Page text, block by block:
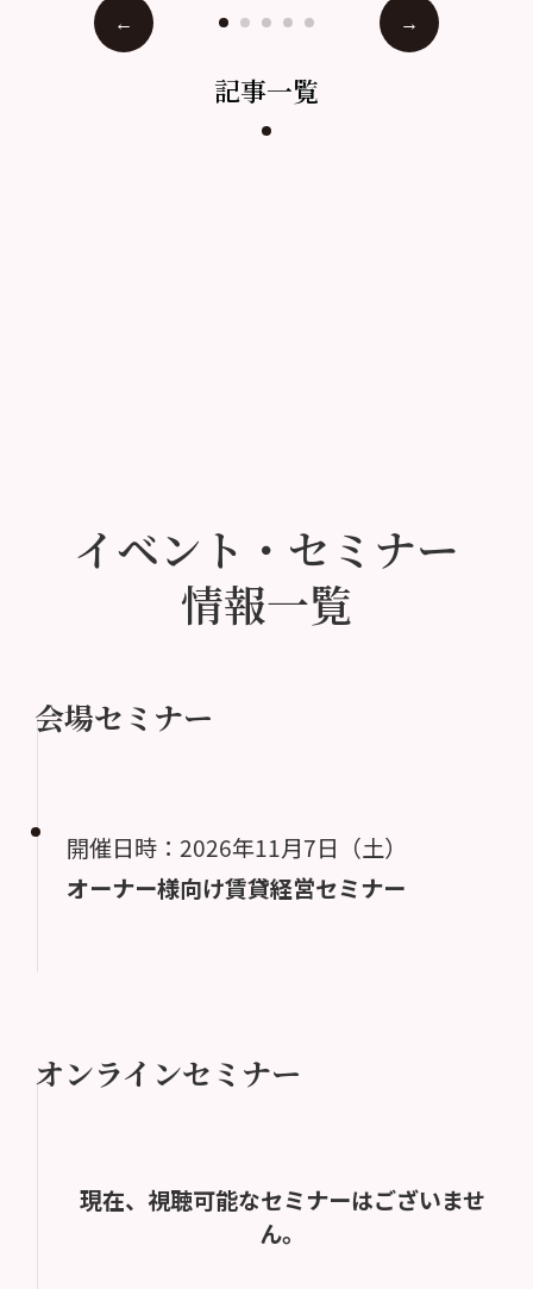
記事一覧
イベント・セミナー
情報一覧
会場セミナー
開催日時：2026年11月7日（土）
オーナー様向け賃貸経営セミナー
オンラインセミナー
現在、視聴可能なセミナーはございませ
ん。